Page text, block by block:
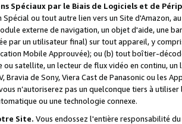
Spéciaux par le Biais de Logiciels et de
Spécial ou tout autre lien vers un Site d'Amazon,
externe de navigation, un objet d'aide, une
par un utilisateur final) sur tout appareil, y
Mobile Approuvée); ou (b) tout boîtier-
ou satellite, un lecteur de flux vidéo en continu,
Bravia de Sony, Viera Cast de Panasonic ou les
n’autoriserez pas un quelconque tiers à
ou une technologie connexe.
Site. Vous endossez l'entière responsabilité